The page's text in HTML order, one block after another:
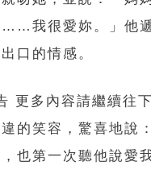
……我很愛妳。」他
口的情感。
更多內容請繼續往
的笑容，驚喜地說
也第一次聽他說愛